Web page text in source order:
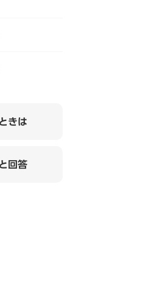
きは
回答